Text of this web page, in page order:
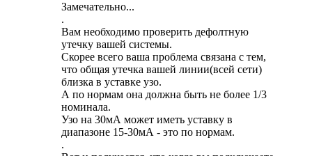
Замечательно...
.
Вам необходимо проверить дефолтную
утечку вашей системы.
Скорее всего ваша проблема связана с тем,
что общая утечка вашей линии(всей сети)
близка в уставке узо.
А по нормам она должна быть не более 1/3
номинала.
Узо на 30мА может иметь уставку в
диапазоне 15-30мА - это по нормам.
.